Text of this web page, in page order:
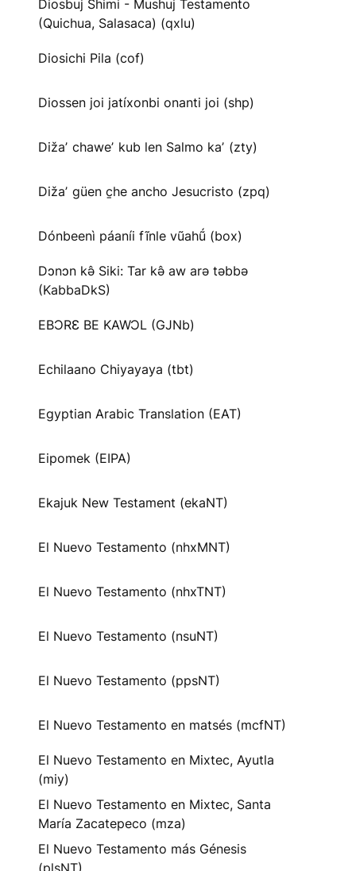
Diosbuj Shimi - Mushuj Testamento
(Quichua, Salasaca) (qxlu)
Diosichi Pila (cof)
Diossen joi jatíxonbi onanti joi (shp)
Dižaʼ chaweʼ kub len Salmo kaʼ (zty)
Dižaʼ güen c̱he ancho Jesucristo (zpq)
Dónbeenì páaníi fĩnle vũahṹ (box)
Dɔnɔn kə̂ Siki: Tar kə̂ aw arə təbbə
(KabbaDkS)
EBƆRƐ BE KAWƆL (GJNb)
Echilaano Chiyayaya (tbt)
Egyptian Arabic Translation (EAT)
Eipomek (EIPA)
Ekajuk New Testament (ekaNT)
El Nuevo Testamento (nhxMNT)
El Nuevo Testamento (nhxTNT)
El Nuevo Testamento (nsuNT)
El Nuevo Testamento (ppsNT)
El Nuevo Testamento en matsés (mcfNT)
El Nuevo Testamento en Mixtec, Ayutla
(miy)
El Nuevo Testamento en Mixtec, Santa
María Zacatepeco (mza)
El Nuevo Testamento más Génesis
(plsNT)